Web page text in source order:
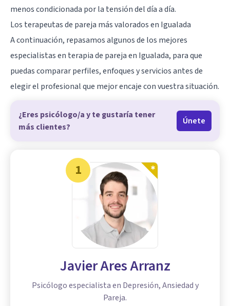
menos condicionada por la tensión del día a día.
Los terapeutas de pareja más valorados en Igualada
A continuación, repasamos algunos de los mejores
especialistas en terapia de pareja en Igualada, para que
puedas comparar perfiles, enfoques y servicios antes de
elegir el profesional que mejor encaje con vuestra situación.
¿Eres psicólogo/a y te gustaría tener
más clientes?
Únete
1
Javier Ares Arranz
Psicólogo especialista en Depresión, Ansiedad y
Pareja.